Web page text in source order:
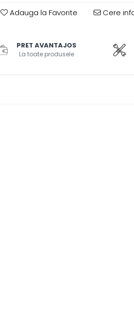
Adauga la Favorite
Cere
PRET AVANTAJOS
La toate produsele